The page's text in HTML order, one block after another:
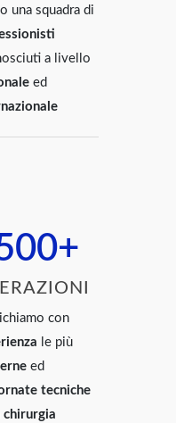
una squadra di
a livello
ed
+
con
le più
ed
tecniche
chirurgia